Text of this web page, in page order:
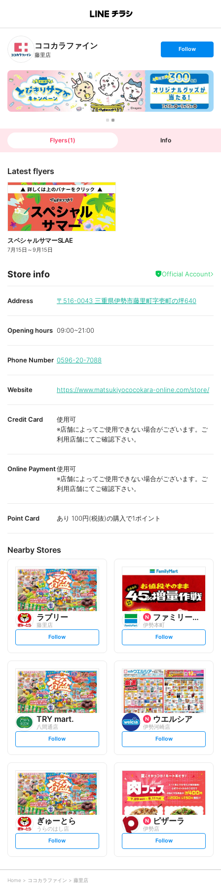
B
n
T
ココカラファイン
藤里店
s
t
o
l
l
o
w
Follow
Flyers(1) Info
Latest flyers
スペシャルサマーSLAE
7月15日 ～9月15日
Store info Official Account
Address 〒516-0043 三重県伊勢市藤里町字壱町の坪640
Opening hours 09:00~21:00
Phone Number 0596-20-7088
Website https://www.matsukiyococokara-online.com/store/
Credit Card
使用可
※店舗によってご使用できない場合がございます。ご
利用店舗にてご確認下さい。
Online Payment使用可
※店舗によってご使用できない場合がございます。ご
利用店舗にてご確認下さい。
Point Card あり 100円(税抜)の購入で1ポイント
Nearby Stores
ラブリー
藤里店
s
t
l
o
w
Follow
ファミリーマート
伊勢本町
s
t
l
o
w
Follow
TRY mart.
八間通店
s
t
l
o
w
Follow
ウエルシア
伊勢河崎店
s
t
l
o
w
Follow
ぎゅーとら
うらのはし店
s
t
o
w
Follow
ピザーラ
伊勢店
s
t
Follow
Home ココカラファイン 藤里店